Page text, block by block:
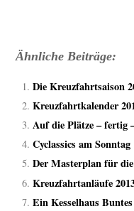
Ähnliche Beiträge:
Die Kreuzfahrtsaison
Kreuzfahrtkalender
Auf die Plätze – fertig
Cyclassics am Sonntag
Der Masterplan für
Kreuzfahrtanläufe
Ein Kesselhaus Buntes